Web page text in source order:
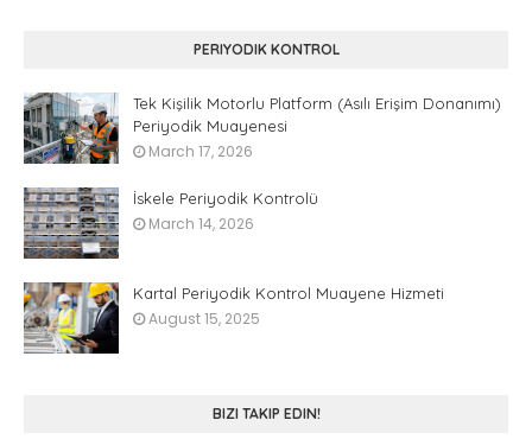
PERIYODIK KONTROL
Tek Kişilik Motorlu Platform (Asılı Erişim Donanımı)
Periyodik Muayenesi
March 17, 2026
İskele Periyodik Kontrolü
March 14, 2026
Kartal Periyodik Kontrol Muayene Hizmeti
August 15, 2025
BIZI TAKIP EDIN!